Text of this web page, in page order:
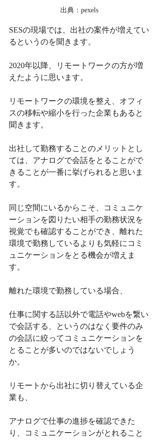
出典：pexels
SESの現場では、出社の案件が増えてい
るというのを聞きます。
2020年以降、リモートワークの方が増
えたように思います。
リモートワークの環境を整え、オフィ
スの移転や縮小を行った企業もあると
聞きます。
出社して勤務することのメリットとし
ては、アナログで会話をとることがで
きることが一番に挙げられると思いま
す。
同じ空間にいるからこそ、コミュニケ
ーションを図りたい相手の勤務状況を
視覚でも確認することができ、離れた
環境で勤務しているよりも気軽にコミ
ュニケーションをとる機会が増えま
す。
離れた環境で勤務している場合、
仕事に関する話以外で電話やwebを繋い
で会話する、というのはなく要件のみ
の会話に絞ってコミュニケーションを
とることが多いのではないでしょう
か。
リモートから出社に切り替えている企
業も、
アナログで仕事の進捗を確認できた
り、コミュニケーションがとれること